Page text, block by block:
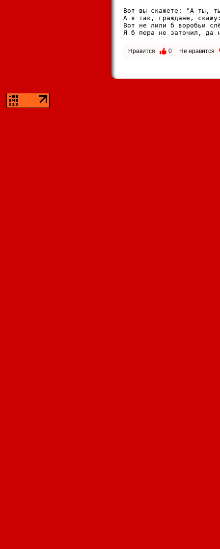
Вот вы скажете: "А ты,
А я так, граждане,
Вот не лили б воробьи
Я б пера не заточил, да
Нравится 0 Не нравится